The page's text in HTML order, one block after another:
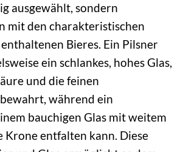
ausgewählt, sondern
mit den charakteristischen
Bieres. Ein Pilsner
ein schlankes, hohes Glas,
und die feinen
während ein
bauchigen Glas mit weitem
Krone entfalten kann. Diese